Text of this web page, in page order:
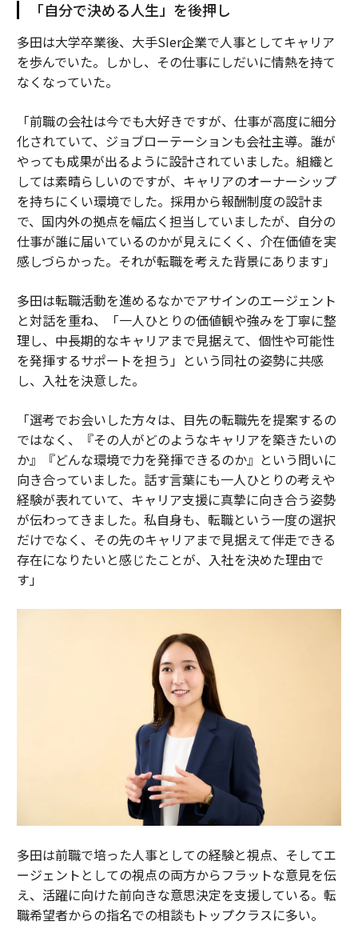
「自分で決める人生」を後押し
多田は大学卒業後、大手SIer企業で人事としてキャリア
を歩んでいた。しかし、その仕事にしだいに情熱を持て
なくなっていた。
「前職の会社は今でも大好きですが、仕事が高度に細分
化されていて、ジョブローテーションも会社主導。誰が
やっても成果が出るように設計されていました。組織と
しては素晴らしいのですが、キャリアのオーナーシップ
を持ちにくい環境でした。採用から報酬制度の設計ま
で、国内外の拠点を幅広く担当していましたが、自分の
仕事が誰に届いているのかが見えにくく、介在価値を実
感しづらかった。それが転職を考えた背景にあります」
多田は転職活動を進めるなかでアサインのエージェント
と対話を重ね、「一人ひとりの価値観や強みを丁寧に整
理し、中長期的なキャリアまで見据えて、個性や可能性
を発揮するサポートを担う」という同社の姿勢に共感
し、入社を決意した。
「選考でお会いした方々は、目先の転職先を提案するの
ではなく、『その人がどのようなキャリアを築きたいの
か』『どんな環境で力を発揮できるのか』という問いに
向き合っていました。話す言葉にも一人ひとりの考えや
経験が表れていて、キャリア支援に真摯に向き合う姿勢
が伝わってきました。私自身も、転職という一度の選択
だけでなく、その先のキャリアまで見据えて伴走できる
存在になりたいと感じたことが、入社を決めた理由で
す」
多田は前職で培った人事としての経験と視点、そしてエ
ージェントとしての視点の両方からフラットな意見を伝
え、活躍に向けた前向きな意思決定を支援している。転
職希望者からの指名での相談もトップクラスに多い。